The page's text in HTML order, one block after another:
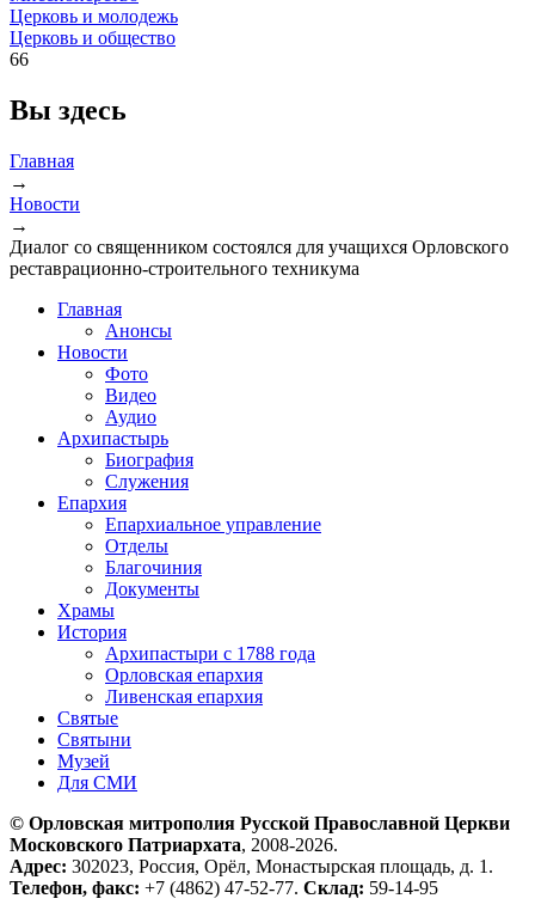
Церковь и молодежь
Церковь и общество
66
Вы здесь
Главная
→
Новости
→
Диалог со священником состоялся для учащихся Орловского
реставрационно-строительного техникума
Главная
Анонсы
Новости
Фото
Видео
Аудио
Архипастырь
Биография
Служения
Епархия
Епархиальное управление
Отделы
Благочиния
Документы
Храмы
История
Архипастыри с 1788 года
Орловская епархия
Ливенская епархия
Святые
Святыни
Музей
Для СМИ
© Орловская митрополия Русской Православной Церкви
Московского Патриархата, 2008-2026.
Адрес: 302023, Россия, Орёл, Монастырская площадь, д. 1.
Телефон, факс: +7 (4862) 47-52-77. Склад: 59-14-95